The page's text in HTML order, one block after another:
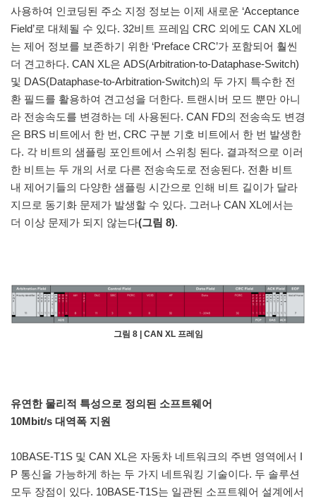
사용하여 인코딩된 주소 지정 정보는 이제 새로운 ‘Acceptance
Field’로 대체될 수 있다. 32비트 프레임 CRC 외에도 CAN XL에
는 제어 정보를 보존하기 위한 ‘Preface CRC’가 포함되어 훨씬
더 견고하다. CAN XL은 ADS(Arbitration-to-Dataphase-Switch)
및 DAS(Dataphase-to-Arbitration-Switch)의 두 가지 특수한 전
환 필드를 활용하여 견고성을 더한다. 트랜시버 모드 뿐만 아니
라 전송속도를 변경하는 데 사용된다. CAN FD의 전송속도 변경
은 BRS 비트에서 한 번, CRC 구분 기호 비트에서 한 번 발생한
다. 각 비트의 샘플링 포인트에서 스위칭 된다. 결과적으로 이러
한 비트는 두 개의 서로 다른 전송속도로 전송된다. 전환 비트
내 제어기들의 다양한 샘플링 시간으로 인해 비트 길이가 달라
지므로 동기화 문제가 발생할 수 있다. 그러나 CAN XL에서는
더 이상 문제가 되지 않는다(그림 8).
그림 8 | CAN XL 프레임
유연한 물리적 특성으로 정의된 소프트웨어
10Mbit/s 대역폭 지원
10BASE-T1S 및 CAN XL은 자동차 네트워크의 주변 영역에서 I
P 통신을 가능하게 하는 두 가지 네트워킹 기술이다. 두 솔루션
모두 장점이 있다. 10BASE-T1S는 일관된 소프트웨어 설계에서